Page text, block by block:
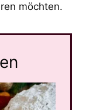
möchten.